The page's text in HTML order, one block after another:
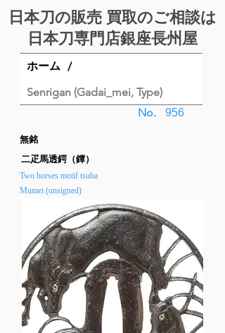
日本刀の販売 買取のご相談は
日本刀専門店銀座⻑州屋
ホーム /
Senrigan (Gadai_mei, Type)
No.
956
無銘
二疋馬透鍔（鐔）
Two horses motif tsuba
Mumei (unsigned)